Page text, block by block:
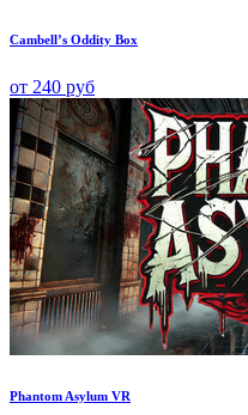
Cambell’s Oddity Box
от 240 руб
Phantom Asylum VR